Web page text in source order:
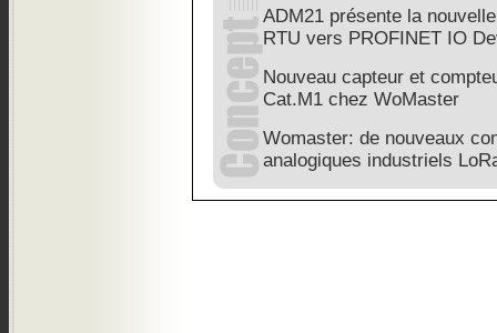
ADM21 présente la
RTU vers PROFINET IO
Nouveau capteur et
Cat.M1 chez WoMaster
Womaster: de nouveaux
analogiques industriels